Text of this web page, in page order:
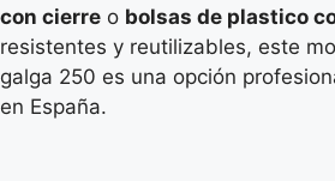
con cierre o bolsas de plastico
resistentes y reutilizables, este
galga 250 es una opción
en España.